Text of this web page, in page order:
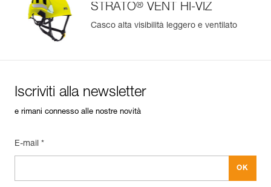
STRATO® VENT HI-VIZ
Casco alta visibilità leggero e ventilato
Iscriviti alla newsletter
e rimani connesso alle nostre novità
E-mail *